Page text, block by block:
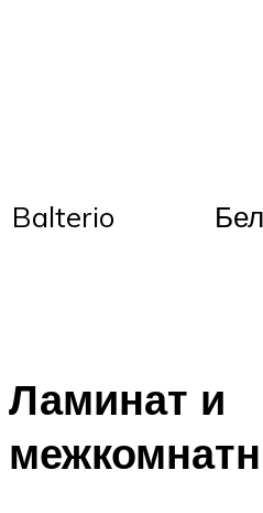
Balterio
Ламинат и